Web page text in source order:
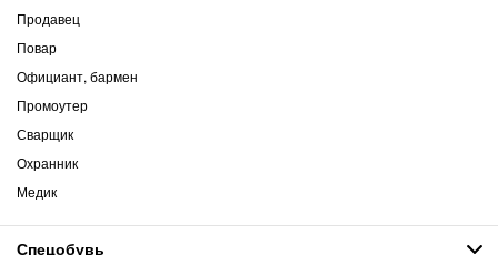
Продавец
Повар
Официант, бармен
Промоутер
Сварщик
Охранник
Медик
Спецобувь